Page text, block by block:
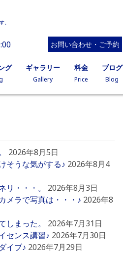
。
お問い合わせ・ご予約
グ ギャラリー
Gallery
料金
Price
ブログ
Blog
2026年8月5日
そうな気がする♪ 2026年8月4
リ・・・。
2026年8月3日
メラで写真は・・・♪ 2026年8
しまった。
2026年7月31日
センス講習♪ 2026年7月30日
イブ♪ 2026年7月29日